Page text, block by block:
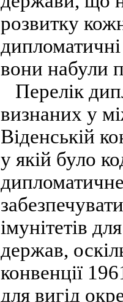
розвитку
дипломатичні
вони набули
Перелік
визнаних у
Віденській
у якій було
імунітетів
держав,
конвенції
для вигід